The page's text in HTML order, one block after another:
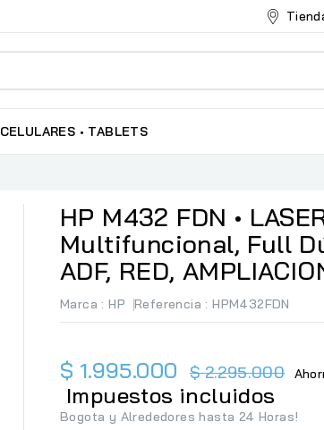
CELULARES • TABLETS
HP M432 FDN •
Multifuncional, Full
ADF, RED,
Marca : HP Referencia : HPM432FDN
$ 1.995.000 $ 2.295.000
Impuestos incluidos
Bogota y Alrededores hasta 24 Horas!